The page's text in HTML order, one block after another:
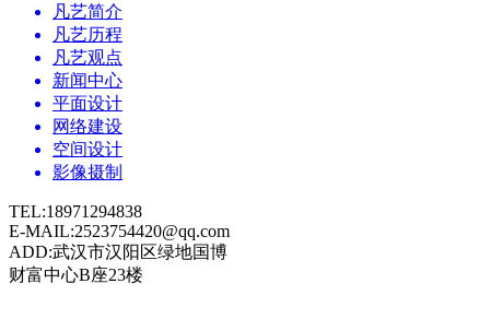
凡艺简介
凡艺历程
凡艺观点
新闻中心
平面设计
网络建设
空间设计
影像摄制
TEL:18971294838
E-MAIL:2523754420@qq.com
ADD:武汉市汉阳区绿地国博
财富中心B座23楼